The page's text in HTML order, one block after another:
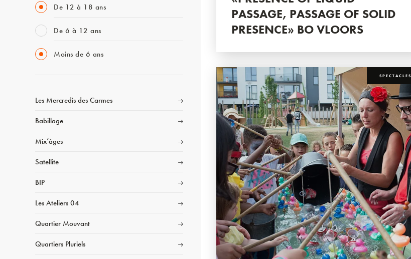
De 12 à 18 ans
De 6 à 12 ans
Moins de 6 ans
Les Mercredis des Carmes
Babillage
Mix’âges
Satellite
BIP
Les Ateliers 04
Quartier Mouvant
Quartiers Pluriels
PASSAGE, PASSAGE OF SOLID
PRESENCE» BO VLOORS
SPECTACLES